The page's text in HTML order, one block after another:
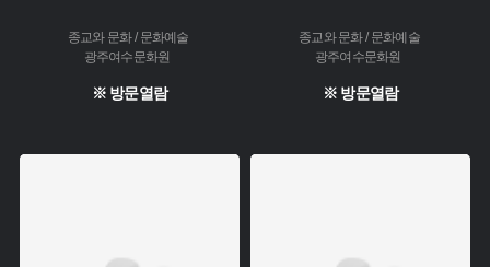
종교와 문화 / 문화예술
광주여수문화원
※ 방문열람
종교와 문화 / 문화예술
광주여수문화원
※ 방문열람